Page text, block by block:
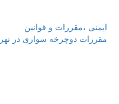
ایمنی ،مقررات و قوانین
مقررات دوچرخه سواری در